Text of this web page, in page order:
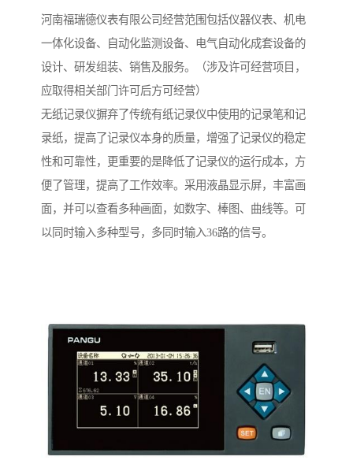
河南福瑞德仪表有限公司经营范围包括仪器仪表、机电
一体化设备、自动化监测设备、电气自动化成套设备的
设计、研发组装、销售及服务。（涉及许可经营项目，
应取得相关部门许可后方可经营）
无纸记录仪摒弃了传统有纸记录仪中使用的记录笔和记
录纸，提高了记录仪本身的质量，增强了记录仪的稳定
性和可靠性，更重要的是降低了记录仪的运行成本，方
便了管理，提高了工作效率。采用液晶显示屏，丰富画
面，并可以查看多种画面，如数字、棒图、曲线等。可
以同时输入多种型号，多同时输入36路的信号。